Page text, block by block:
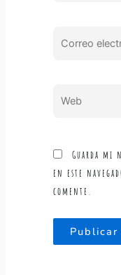
Guarda mi
en este
comente.